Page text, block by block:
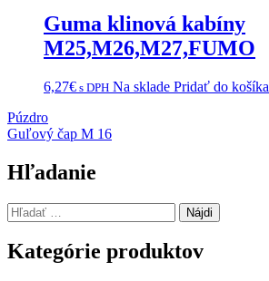
Guma klinová kabíny
M25,M26,M27,FUMO
6,27€ s DPH Na sklade Pridať do košíka
Navigácia
v
článku
Púzdro
Guľový čap M 16
Hľadanie
Hľadať:
Kategórie produktov